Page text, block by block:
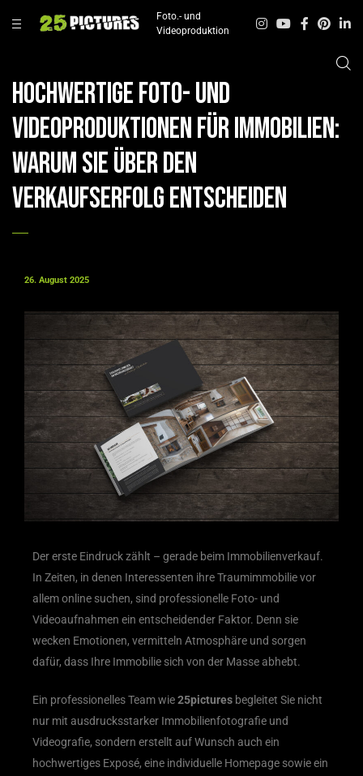
Foto.- und
Videoproduktion
Hochwertige Foto- und
Videoproduktionen für Immobilien:
Warum sie über den
Verkaufserfolg entscheiden
26. August 2025
Der erste Eindruck zählt – gerade beim Immobilienverkauf.
In Zeiten, in denen Interessenten ihre Traumimmobilie vor
allem online suchen, sind professionelle Foto- und
Videoaufnahmen ein entscheidender Faktor. Denn sie
wecken Emotionen, vermitteln Atmosphäre und sorgen
dafür, dass Ihre Immobilie sich von der Masse abhebt.
Ein professionelles Team wie25pictures begleitet Sie nicht
nur mit ausdrucksstarker Immobilienfotografie und
Videografie, sondern erstellt auf Wunsch auch ein
hochwertiges Exposé, eine individuelle Homepage sowie ein